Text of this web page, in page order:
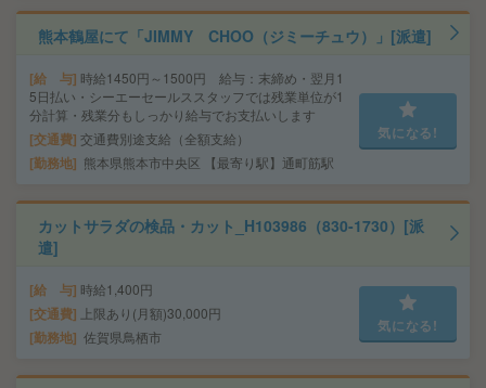
熊本鶴屋にて「JIMMY CHOO（ジミーチュウ）」[派遣]
給 与 時給1450円～1500円 給与：末締め・翌月1
5日払い・シーエーセールススタッフでは残業単位が1
分計算・残業分もしっかり給与でお支払いします
交通費 交通費別途支給（全額支給）
勤務地 熊本県熊本市中央区 【最寄り駅】通町筋駅
気になる!
カットサラダの検品・カット_H103986（830-1730）[派
遣]
給 与 時給1,400円
交通費 上限あり(月額)30,000円
勤務地 佐賀県鳥栖市
気になる!